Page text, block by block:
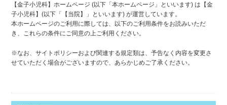
【金子小児科】ホームページ (以下「本ホームページ」といいます) は【金
子小児科】(以下「【当院】」といいます) が運営しています。
本ホームページのご利用に際しては、以下のご利用条件をお読みいただ
き、これらの条件にご同意の上ご利用ください。
※なお、サイトポリシーおよび関連する規定類は、予告なく内容を変更さ
せていただく場合がございますので、あらかじめご了承ください。